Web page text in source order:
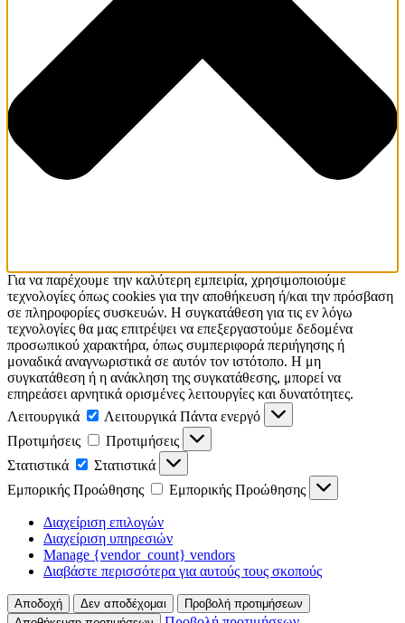
Για να παρέχουμε την καλύτερη εμπειρία, χρησιμοποιούμε
τεχνολογίες όπως cookies για την αποθήκευση ή/και την πρόσβαση
σε πληροφορίες συσκευών. Η συγκατάθεση για τις εν λόγω
τεχνολογίες θα μας επιτρέψει να επεξεργαστούμε δεδομένα
προσωπικού χαρακτήρα, όπως συμπεριφορά περιήγησης ή
μοναδικά αναγνωριστικά σε αυτόν τον ιστότοπο. Η μη
συγκατάθεση ή η ανάκληση της συγκατάθεσης, μπορεί να
επηρεάσει αρνητικά ορισμένες λειτουργίες και δυνατότητες.
Λειτουργικά
Λειτουργικά Πάντα ενεργό
Προτιμήσεις
Προτιμήσεις
Στατιστικά
Στατιστικά
Εμπορικής Προώθησης
Εμπορικής Προώθησης
Διαχείριση επιλογών
Διαχείριση υπηρεσιών
Manage {vendor_count} vendors
Διαβάστε περισσότερα για αυτούς τους σκοπούς
Αποδοχή Δεν αποδέχομαι
Προβολή προτιμήσεων